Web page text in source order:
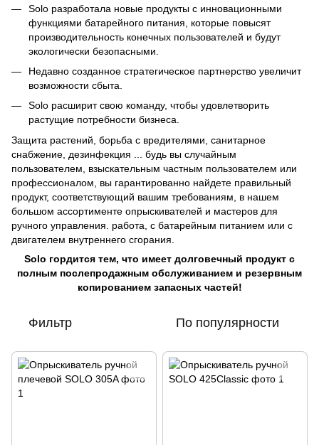
Solo разработала новые продукты с инновационными
функциями батарейного питания, которые повысят
производительность конечных пользователей и будут
экологически безопасными.
Недавно созданное стратегическое партнерство увеличит
возможности сбыта.
Solo расширит свою команду, чтобы удовлетворить
растущие потребности бизнеса.
Защита растений, борьба с вредителями, санитарное
снабжение, дезинфекция ... будь вы случайным
пользователем, взыскательным частным пользователем или
профессионалом, вы гарантированно найдете правильный
продукт, соответствующий вашим требованиям, в нашем
большом ассортименте опрыскивателей и мастеров для
ручного управления. работа, с батарейным питанием или с
двигателем внутреннего сгорания.
Solo гордится тем, что имеет долговечный продукт с
полным послепродажным обслуживанием и резервным
копированием запасных частей!
Фильтр По популярности